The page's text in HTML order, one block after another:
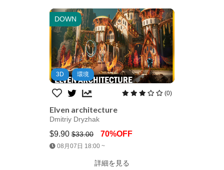
DOWN
3D 環境
(0)
Elven architecture
Dmitriy Dryzhak
$9.90 $33.00 70%OFF
08月07日 18:00 ~
詳細を見る
Jump AssetStore